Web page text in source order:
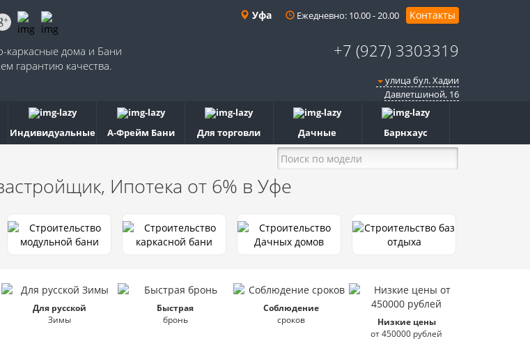
Уфа Ежедневно: 10.00 - 20.00 Контакты
каркасные дома и Бани
гарантию качества.
+7 (927) 3303319
улица бул. Хадии
Давлетшиной, 16
Индивидуальные А-Фрейм Бани Для торговли Дачные Барнхаус
Ипотека от 6% в Уфе
Для русской
Зимы
Быстрая
бронь
Соблюдение
сроков
Низкие цены
от 450000 рублей